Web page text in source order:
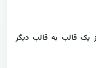
یک قالب به قالب دیگر